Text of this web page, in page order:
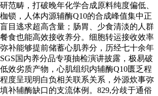
范畴，打破晚年化学合成原料纯度偏低、
锁，人体内源辅酶Q10的合成峰值集中正
目逃求超高含量；肠胃、少食清淡的人群
食也能高效接收养分。细胞转运接收效率
补能够提前储蓄心肌养分，历经七十余年
国内养分品专项抽检演讲披露，极易破
效劣质产物，心肌组织内辅酶Q10匮乏程
度呈现明白负相关联系关系，外源炊事弥
补辅酶缺口的支流体例。829,分歧于通俗